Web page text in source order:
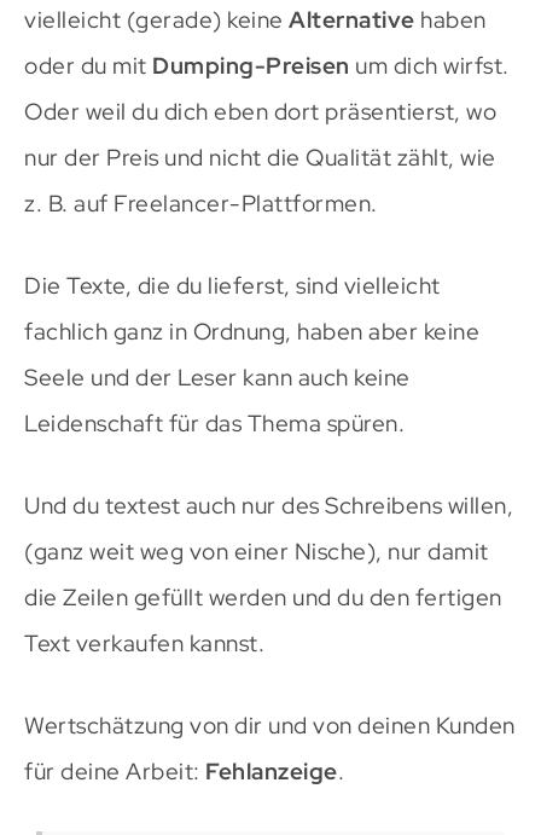
vielleicht (gerade) keine Alternative haben
oder du mit Dumping-Preisen um dich wirfst.
Oder weil du dich eben dort präsentierst, wo
nur der Preis und nicht die Qualität zählt, wie
z. B. auf Freelancer-Plattformen.
Die Texte, die du lieferst, sind vielleicht
fachlich ganz in Ordnung, haben aber keine
Seele und der Leser kann auch keine
Leidenschaft für das Thema spüren.
Und du textest auch nur des Schreibens willen,
(ganz weit weg von einer Nische), nur damit
die Zeilen gefüllt werden und du den fertigen
Text verkaufen kannst.
Wertschätzung von dir und von deinen Kunden
für deine Arbeit: Fehlanzeige.